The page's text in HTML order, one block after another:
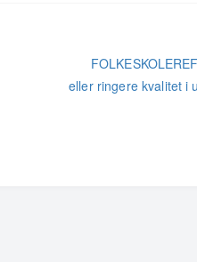
eller ringere kvalitet i